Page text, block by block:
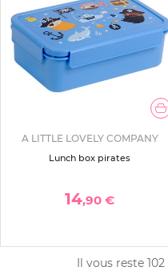
A LITTLE LOVELY COMPANY
Lunch box pirates
14,90 €
Il vous reste 102